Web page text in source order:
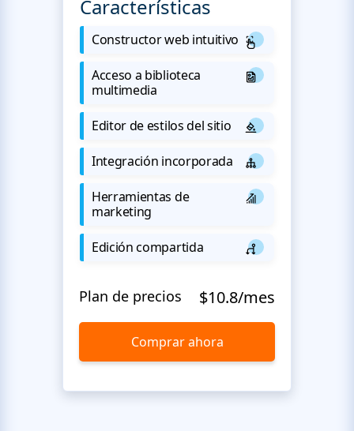
Características
Constructor web intuitivo
Acceso a biblioteca
multimedia
Editor de estilos del sitio
Integración incorporada
Herramientas de
marketing
Edición compartida
Plan de precios $10.8/mes
Comprar ahora